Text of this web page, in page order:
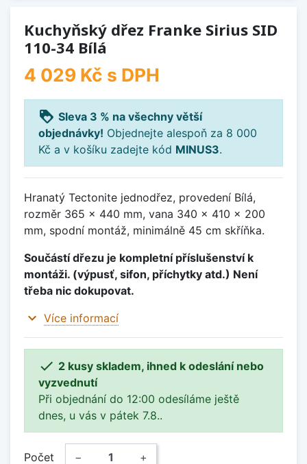
Kuchyňský dřez Franke Sirius SID
110-34 Bílá
4 029 Kč s DPH
loyalty Sleva 3 % na všechny větší
objednávky! Objednejte alespoň za 8 000
Kč a v košíku zadejte kód MINUS3.
Hranatý Tectonite jednodřez, provedení Bílá,
rozměr 365 x 440 mm, vana 340 x 410 x 200
mm, spodní montáž, minimálně 45 cm skříňka.
Součástí dřezu je kompletní příslušenství k
montáži. (výpusť, sifon, příchytky atd.) Není
třeba nic dokupovat.
expand_more Více informací
 2 kusy skladem, ihned k odeslání nebo
vyzvednutí
Při objednání do 12:00 odesíláme ještě
dnes, u vás v pátek 7.8..
Počet − +